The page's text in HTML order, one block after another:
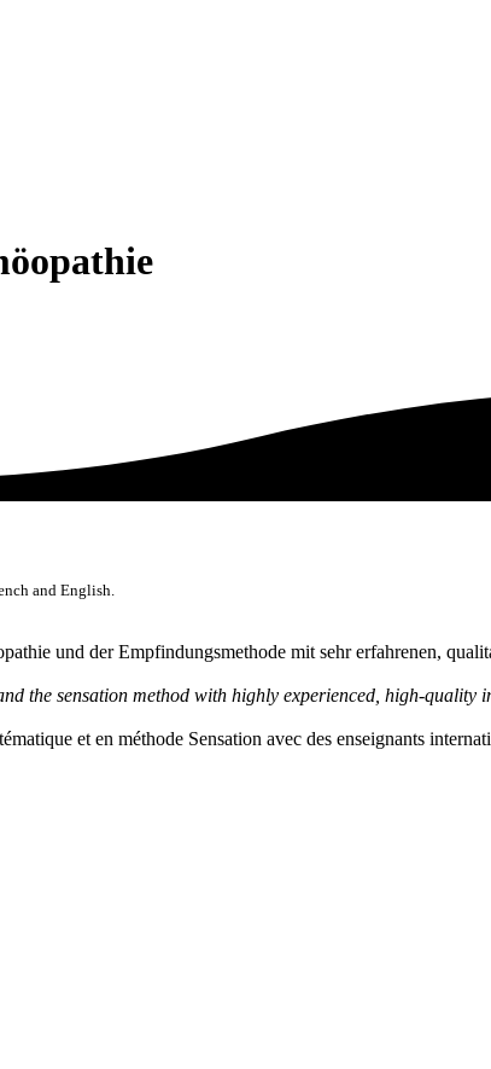
and English.
und der Empfindungsmethode mit sehr erfahrenen,
the sensation method with highly experienced, high-quality
et en méthode Sensation avec des enseignants